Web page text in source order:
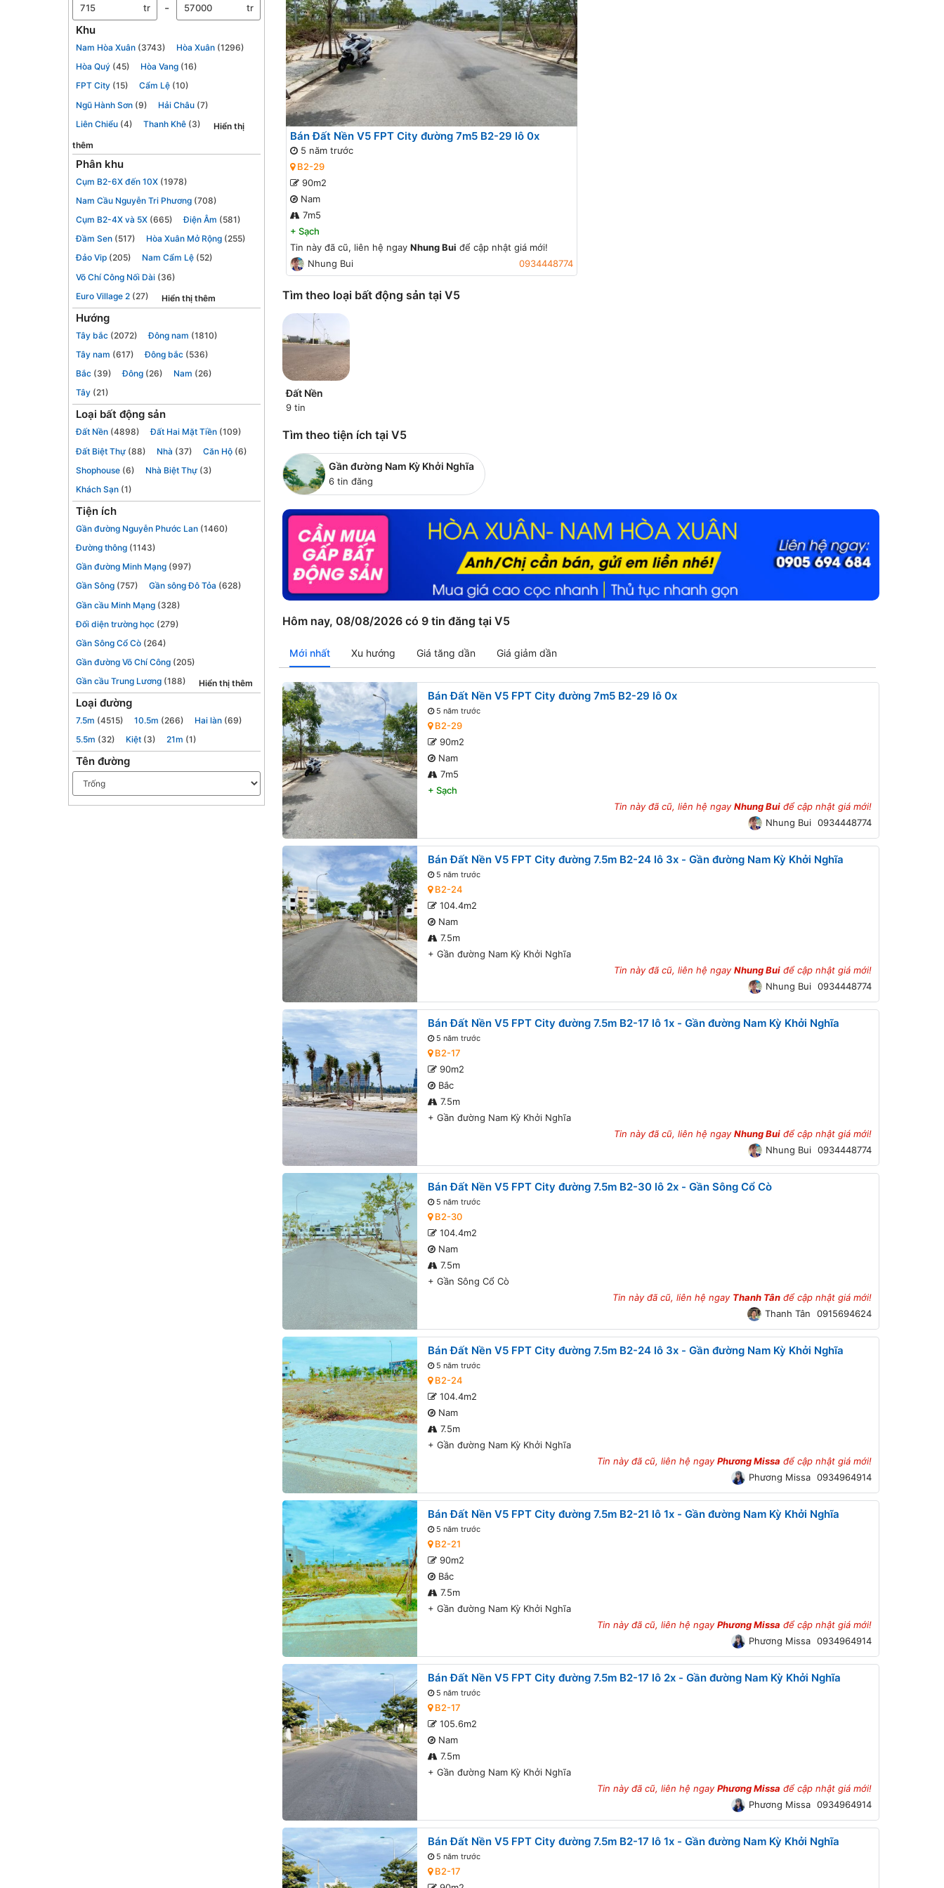
tr - tr
Khu
Nam Hòa Xuân (3743) Hòa Xuân (1296)
Hòa Quý (45) Hòa Vang (16)
FPT City (15) Cẩm Lệ (10)
Ngũ Hành Sơn (9) Hải Châu (7)
Liên Chiểu (4) Thanh Khê (3)
Hiển thị
thêm
Phân khu
Cụm B2-6X đến 10X (1978)
Nam Cầu Nguyễn Tri Phương (708)
Cụm B2-4X và 5X (665) Điện Âm (581)
Đầm Sen (517) Hòa Xuân Mở Rộng (255)
Đảo Vip (205) Nam Cẩm Lệ (52)
Võ Chí Công Nối Dài (36)
Euro Village 2 (27) Hiển thị thêm
Hướng
Tây bắc (2072) Đông nam (1810)
Tây nam (617) Đông bắc (536)
Bắc (39) Đông (26) Nam (26)
Tây (21)
Loại bất động sản
Đất Nền (4898) Đất Hai Mặt Tiền (109)
Đất Biệt Thự (88) Nhà (37) Căn Hộ (6)
Shophouse (6) Nhà Biệt Thự (3)
Khách Sạn (1)
Tiện ích
Gần đường Nguyễn Phước Lan (1460)
Đường thông (1143)
Gần đường Minh Mạng (997)
Gần Sông (757) Gần sông Đô Tỏa (628)
Gần cầu Minh Mạng (328)
Đối diện trường học (279)
Gần Sông Cổ Cò (264)
Gần đường Võ Chí Công (205)
Gần cầu Trung Lương (188) Hiển thị thêm
Loại đường
7.5m (4515) 10.5m (266) Hai làn (69)
5.5m (32) Kiệt (3) 21m (1)
Tên đường
Bán Đất Nền V5 FPT City đường 7m5 B2-29 lô 0x
5 năm trước
B2-29
90m2
Nam
7m5
+ Sạch
Tin này đã cũ, liên hệ ngay Nhung Bui để cập nhật giá mới!
Nhung Bui
0934448774
Tìm theo loại bất động sản tại V5
Đất Nền
9 tin
Tìm theo tiện ích tại V5
Gần đường Nam Kỳ Khởi Nghĩa
6 tin đăng
Hôm nay, 08/08/2026 có 9 tin đăng tại V5
Mới nhất Xu hướng Giá tăng dần Giá giảm dần
Bán Đất Nền V5 FPT City đường 7m5 B2-29 lô 0x
5 năm trước
B2-29
90m2
Nam
7m5
+ Sạch
Tin này đã cũ, liên hệ ngayNhung Bui để cập nhật giá mới!
Nhung Bui 0934448774
Bán Đất Nền V5 FPT City đường 7.5m B2-24 lô 3x - Gần đường Nam Kỳ Khởi Nghĩa
5 năm trước
B2-24
104.4m2
Nam
7.5m
+ Gần đường Nam Kỳ Khởi Nghĩa
Tin này đã cũ, liên hệ ngayNhung Bui để cập nhật giá mới!
Nhung Bui 0934448774
Bán Đất Nền V5 FPT City đường 7.5m B2-17 lô 1x - Gần đường Nam Kỳ Khởi Nghĩa
5 năm trước
B2-17
90m2
Bắc
7.5m
+ Gần đường Nam Kỳ Khởi Nghĩa
Tin này đã cũ, liên hệ ngayNhung Bui để cập nhật giá mới!
Nhung Bui 0934448774
Bán Đất Nền V5 FPT City đường 7.5m B2-30 lô 2x - Gần Sông Cổ Cò
5 năm trước
B2-30
104.4m2
Nam
7.5m
+ Gần Sông Cổ Cò
Tin này đã cũ, liên hệ ngay Thanh Tân để cập nhật giá mới!
Thanh Tân
0915694624
Bán Đất Nền V5 FPT City đường 7.5m B2-24 lô 3x - Gần đường Nam Kỳ Khởi Nghĩa
5 năm trước
B2-24
104.4m2
Nam
7.5m
+ Gần đường Nam Kỳ Khởi Nghĩa
Tin này đã cũ, liên hệ ngayPhương Missa để cập nhật giá mới!
Phương Missa 0934964914
Bán Đất Nền V5 FPT City đường 7.5m B2-21 lô 1x - Gần đường Nam Kỳ Khởi Nghĩa
5 năm trước
B2-21
90m2
Bắc
7.5m
+ Gần đường Nam Kỳ Khởi Nghĩa
Tin này đã cũ, liên hệ ngayPhương Missa để cập nhật giá mới!
Phương Missa 0934964914
Bán Đất Nền V5 FPT City đường 7.5m B2-17 lô 2x - Gần đường Nam Kỳ Khởi Nghĩa
5 năm trước
B2-17
105.6m2
Nam
7.5m
+ Gần đường Nam Kỳ Khởi Nghĩa
Tin này đã cũ, liên hệ ngayPhương Missa để cập nhật giá mới!
Phương Missa 0934964914
Bán Đất Nền V5 FPT City đường 7.5m B2-17 lô 1x - Gần đường Nam Kỳ Khởi Nghĩa
5 năm trước
B2-17